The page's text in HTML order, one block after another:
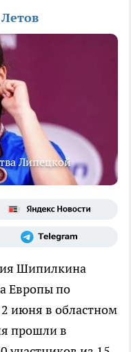
Липецкой
Шипилкина
Европы по
июня в областном
прошли в